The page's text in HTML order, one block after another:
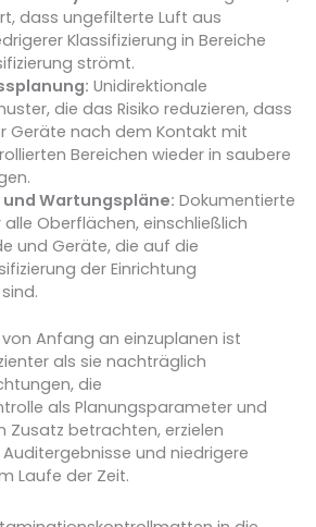
dass ungefilterte Luft aus
Klassifizierung in Bereiche
strömt.
Unidirektionale
die das Risiko reduzieren, dass
Geräte nach dem Kontakt mit
Bereichen wieder in saubere
Wartungspläne: Dokumentierte
Oberflächen, einschließlich
und Geräte, die auf die
der Einrichtung
Anfang an einzuplanen ist
als sie nachträglich
die
als Planungsparameter und
Zusatz betrachten, erzielen
und niedrigere
Laufe der Zeit.